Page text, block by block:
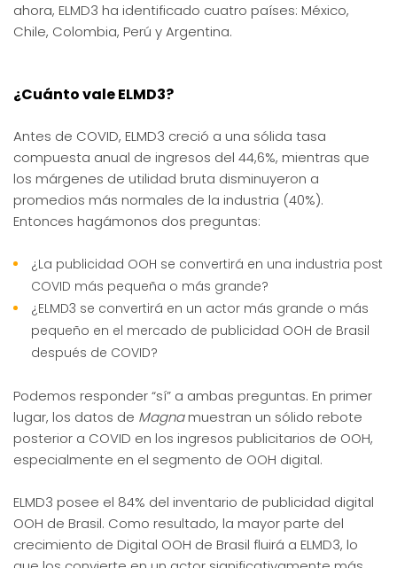
ahora, ELMD3 ha identificado cuatro países: México,
Chile, Colombia, Perú y Argentina.
¿Cuánto vale ELMD3?
Antes de COVID, ELMD3 creció a una sólida tasa
compuesta anual de ingresos del 44,6%, mientras que
los márgenes de utilidad bruta disminuyeron a
promedios más normales de la industria (40%).
Entonces hagámonos dos preguntas:
¿La publicidad OOH se convertirá en una industria post
COVID más pequeña o más grande?
¿ELMD3 se convertirá en un actor más grande o más
pequeño en el mercado de publicidad OOH de Brasil
después de COVID?
Podemos responder “sí” a ambas preguntas. En primer
lugar, los datos de Magnamuestran un sólido rebote
posterior a COVID en los ingresos publicitarios de OOH,
especialmente en el segmento de OOH digital.
ELMD3 posee el 84% del inventario de publicidad digital
OOH de Brasil. Como resultado, la mayor parte del
crecimiento de Digital OOH de Brasil fluirá a ELMD3, lo